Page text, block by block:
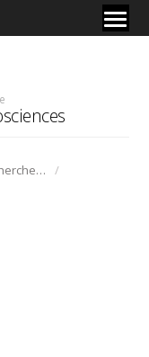
Présentation des chercheurs et de leur discipline
/